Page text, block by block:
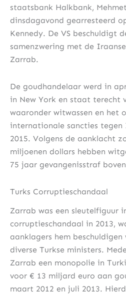
staatsbank Halkbank,
dinsdagavond gearresteerd
Kennedy. De VS beschuldigt
samenzwering met de
Zarrab.
De goudhandelaar werd in
in New York en staat terecht
waaronder witwassen en het
internationale sancties tegen
2015. Volgens de aanklacht
miljoenen dollars hebben
75 jaar gevangenisstraf
Turks Corruptieschandaal
Zarrab was een sleutelfiguur
corruptieschandaal in 2013,
aanklagers hem
diverse Turkse ministers.
Zarrab een monopolie in
voor € 13 miljard euro aan
maart 2012 en juli 2013.